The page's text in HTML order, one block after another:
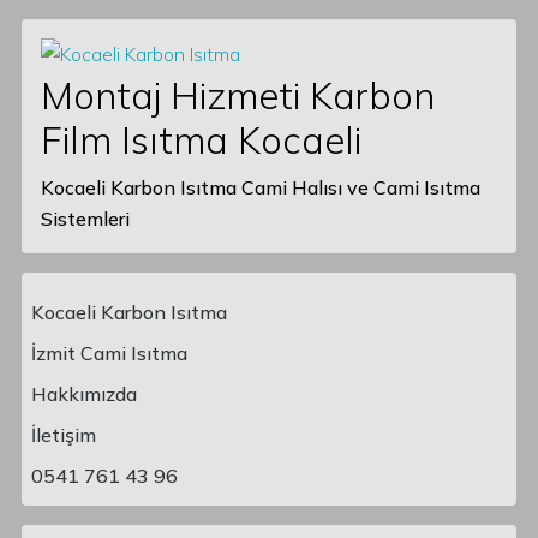
Montaj Hizmeti Karbon
Film Isıtma Kocaeli
Kocaeli Karbon Isıtma Cami Halısı ve Cami Isıtma
Sistemleri
Main Navigation
Kocaeli Karbon Isıtma
İzmit Cami Isıtma
Hakkımızda
İletişim
0541 761 43 96